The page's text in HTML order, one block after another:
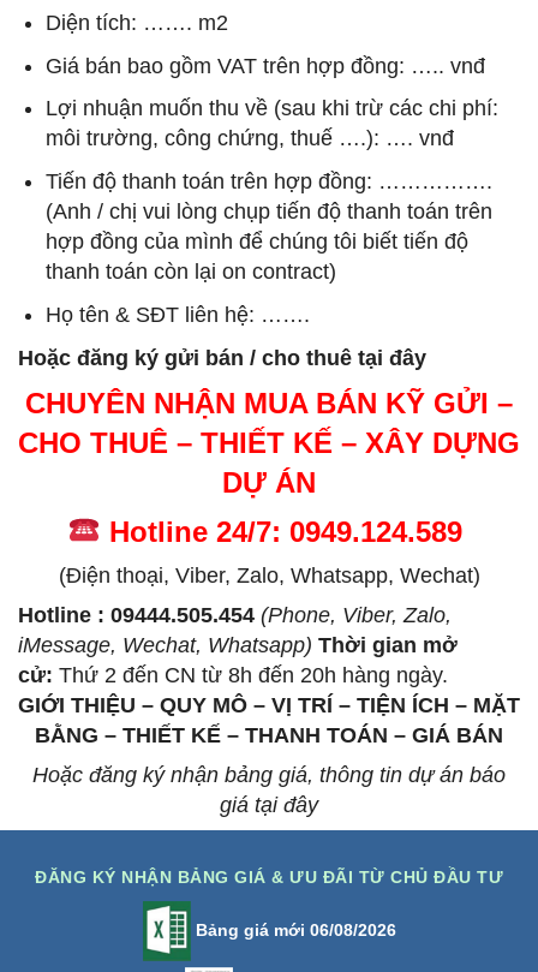
Diện tích: ……. m2
Giá bán bao gồm VAT trên hợp đồng: ….. vnđ
Lợi nhuận muốn thu về (sau khi trừ các chi phí:
môi trường, công chứng, thuế ….): …. vnđ
Tiến độ thanh toán trên hợp đồng: …………….
(Anh / chị vui lòng chụp tiến độ thanh toán trên
hợp đồng của mình để chúng tôi biết tiến độ
thanh toán còn lại on contract)
Họ tên & SĐT liên hệ: …….
Hoặc đăng ký gửi bán / cho thuê tại đây
CHUYÊN NHẬN MUA BÁN KỸ GỬI –
CHO THUÊ – THIẾT KẾ – XÂY DỰNG
DỰ ÁN
Hotline 24/7: 0949.124.589
(Điện thoại, Viber, Zalo, Whatsapp, Wechat)
Hotline : 09444.505.454 (Phone, Viber, Zalo,
iMessage, Wechat, Whatsapp) Thời gian mở
cử: Thứ 2 đến CN từ 8h đến 20h hàng ngày.
GIỚI THIỆU – QUY MÔ – VỊ TRÍ – TIỆN ÍCH – MẶT
BẰNG – THIẾT KẾ – THANH TOÁN – GIÁ BÁN
Hoặc đăng ký nhận bảng giá, thông tin dự án báo
giá tại đây
ĐĂNG KÝ NHẬN BẢNG GIÁ & ƯU ĐÃI TỪ CHỦ ĐẦU TƯ
Bảng giá mới 06/08/2026